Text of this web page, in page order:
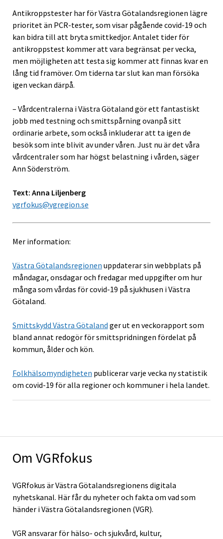
Om VGRfokus
VGRfokus är Västra Götalandsregionens digitala
nyhetskanal. Här får du nyheter och fakta om vad som
händer i Västra Götalandsregionen (VGR).
VGR ansvarar för hälso- och sjukvård, kultur,
Antikroppstester har för Västra Götalandsregionen lägre
prioritet än PCR-tester, som visar pågående covid-19 och
kan bidra till att bryta smittkedjor. Antalet tider för
antikroppstest kommer att vara begränsat per vecka,
men möjligheten att testa sig kommer att finnas kvar en
lång tid framöver. Om tiderna tar slut kan man försöka
igen veckan därpå.
– Vårdcentralerna i Västra Götaland gör ett fantastiskt
jobb med testning och smittspårning ovanpå sitt
ordinarie arbete, som också inkluderar att ta igen de
besök som inte blivit av under våren. Just nu är det våra
vårdcentraler som har högst belastning i vården, säger
Ann Söderström.
Text: Anna Liljenberg
vgrfokus@vgregion.se
Mer information:
Västra Götalandsregionen uppdaterar sin webbplats på
måndagar, onsdagar och fredagar med uppgifter om hur
många som vårdas för covid-19 på sjukhusen i Västra
Götaland.
Smittskydd Västra Götaland ger ut en veckorapport som
bland annat redogör för smittspridningen fördelat på
kommun, ålder och kön.
Folkhälsomyndigheten publicerar varje vecka ny statistik
om covid-19 för alla regioner och kommuner i hela landet.